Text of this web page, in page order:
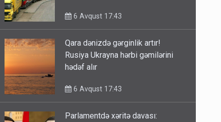
6 Avqust 17:43
Qara dənizdə gərginlik artır!
Rusiya Ukrayna hərbi gəmilərini
hədəf alır
6 Avqust 17:43
Parlamentdə xəritə davası: